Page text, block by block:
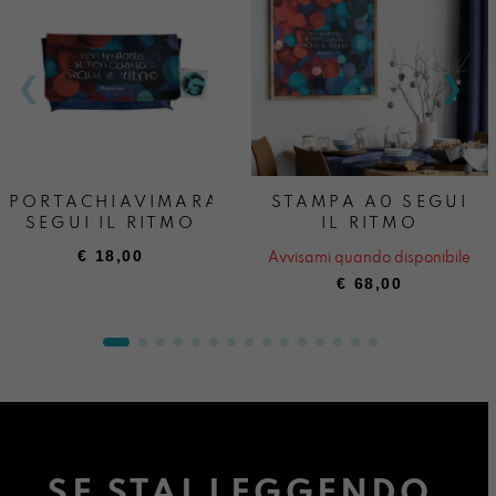
PORTACHIAVIMARA
SEGUI IL RITMO
€ 18,00
STAMPA A0 SEGUI
IL RITMO
Avvisami quando disponibile
€ 68,00